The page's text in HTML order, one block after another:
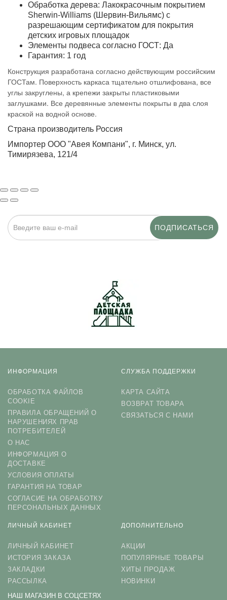
Обработка дерева: Лакокрасочным покрытием
Sherwin-Williams (Шервин-Вильямс) с
разрешающим сертификатом для покрытия
детских игровых площадок
Элементы подвеса согласно ГОСТ: Да
Гарантия: 1 год
Конструкция разработана согласно действующим российским
ГОСТам. Поверхность каркаса тщательно отшлифована, все
углы закруглены, а крепежи закрыты пластиковыми
заглушками. Все деревянные элементы покрыты в два слоя
краской на водной основе.
Страна производитель Россия
Импортер ООО "Авея Компани", г. Минск, ул.
Тимирязева, 121/4
ПОДПИСАТЬСЯ
ИНФОРМАЦИЯ
ОБРАБОТКА ФАЙЛОВ
COOKIE
ПРАВИЛА ОБРАЩЕНИЙ О
НАРУШЕНИЯХ ПРАВ
ПОТРЕБИТЕЛЕЙ
О НАС
ИНФОРМАЦИЯ О
ДОСТАВКЕ
УСЛОВИЯ ОПЛАТЫ
ГАРАНТИЯ НА ТОВАР
СОГЛАСИЕ НА ОБРАБОТКУ
ПЕРСОНАЛЬНЫХ ДАННЫХ
СЛУЖБА ПОДДЕРЖКИ
КАРТА САЙТА
ВОЗВРАТ ТОВАРА
СВЯЗАТЬСЯ С НАМИ
ЛИЧНЫЙ КАБИНЕТ
ЛИЧНЫЙ КАБИНЕТ
ИСТОРИЯ ЗАКАЗА
ЗАКЛАДКИ
РАССЫЛКА
ДОПОЛНИТЕЛЬНО
АКЦИИ
ПОПУЛЯРНЫЕ ТОВАРЫ
ХИТЫ ПРОДАЖ
НОВИНКИ
НАШ МАГАЗИН В СОЦСЕТЯХ